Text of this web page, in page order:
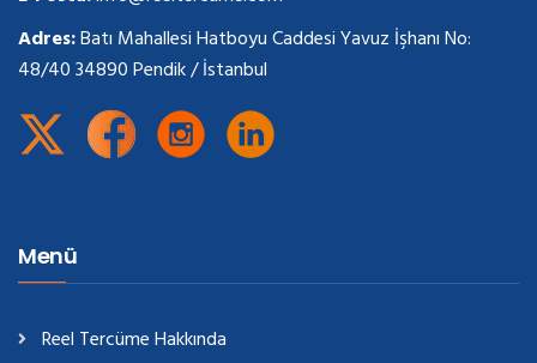
Adres:Batı Mahallesi Hatboyu Caddesi Yavuz İşhanı No:
48/40 34890 Pendik / İstanbul
Menü
Reel Tercüme Hakkında